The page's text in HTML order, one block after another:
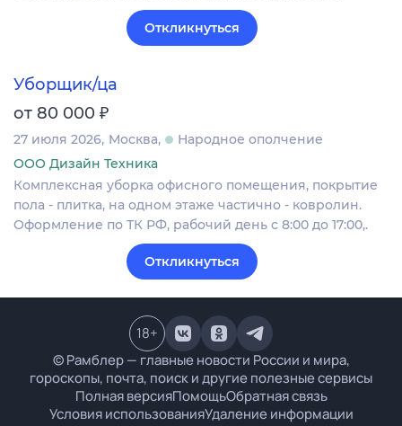
Откликнуться
Уборщик/ца
от 80 000 ₽
27 июля 2026 Москва
Народное ополчение
ООО Дизайн Техника
Комплексная уборка офисного помещения, покрытие
пола - плитка, на одном этаже частично - ковролин.
Оформление по ТК РФ, рабочий день с 8:00 до 17:00,.
Откликнуться
© Рамблер — главные новости России и мира,
гороскопы, почта, поиск и другие полезные сервисы
Полная версияПомощьОбратная связь
Условия использованияУдаление информации
18+